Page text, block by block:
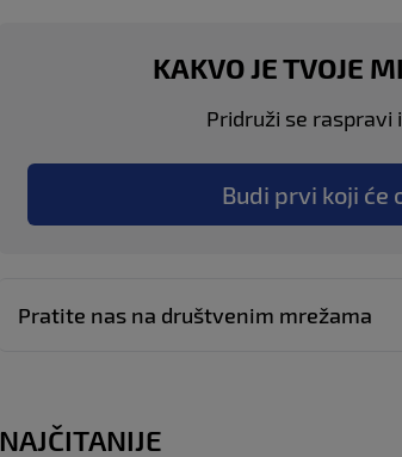
KAKVO JE TVOJE
Pridruži se
Budi prvi koji
Pratite nas na društvenim mrežama
NAJČITANIJE